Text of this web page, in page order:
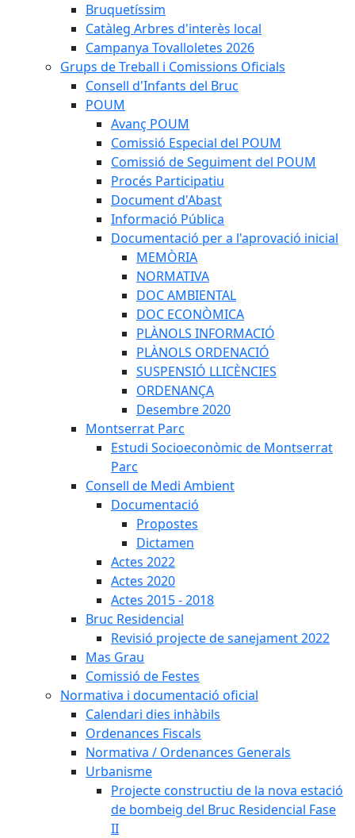
Bruquetíssim
Catàleg Arbres d'interès local
Campanya Tovalloletes 2026
Grups de Treball i Comissions Oficials
Consell d'Infants del Bruc
POUM
Avanç POUM
Comissió Especial del POUM
Comissió de Seguiment del POUM
Procés Participatiu
Document d'Abast
Informació Pública
Documentació per a l'aprovació inicial
MEMÒRIA
NORMATIVA
DOC AMBIENTAL
DOC ECONÒMICA
PLÀNOLS INFORMACIÓ
PLÀNOLS ORDENACIÓ
SUSPENSIÓ LLICÈNCIES
ORDENANÇA
Desembre 2020
Montserrat Parc
Estudi Socioeconòmic de Montserrat
Parc
Consell de Medi Ambient
Documentació
Propostes
Dictamen
Actes 2022
Actes 2020
Actes 2015 - 2018
Bruc Residencial
Revisió projecte de sanejament 2022
Mas Grau
Comissió de Festes
Normativa i documentació oficial
Calendari dies inhàbils
Ordenances Fiscals
Normativa / Ordenances Generals
Urbanisme
Projecte constructiu de la nova estació
de bombeig del Bruc Residencial Fase
II